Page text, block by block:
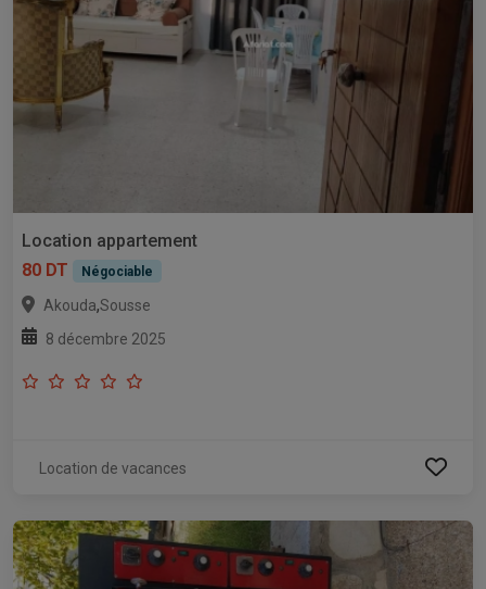
Location appartement
80 DT
Négociable
Akouda,Sousse
8 décembre 2025
Location de vacances